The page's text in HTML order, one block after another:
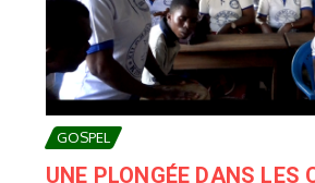
GOSPEL
UNE PLONGÉE DANS LES